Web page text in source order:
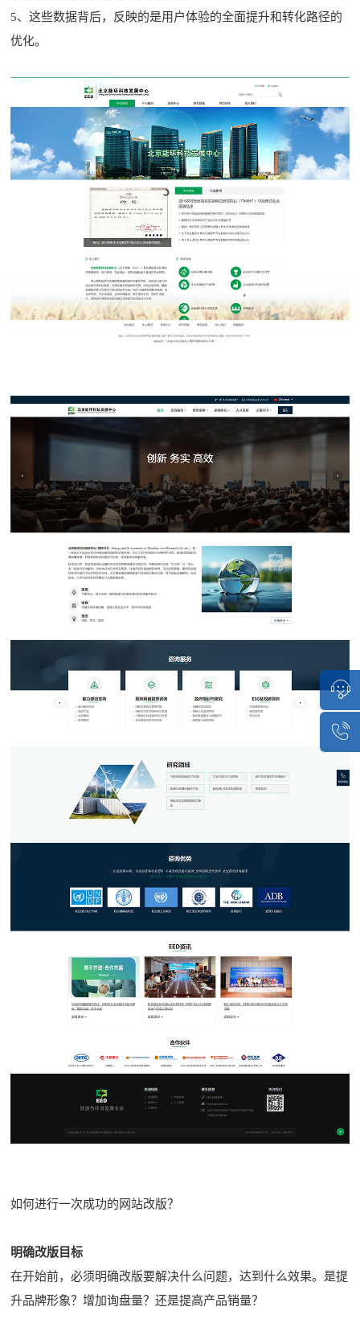
5、这些数据背后，反映的是用户体验的全面提升和转化路径的
优化。
如何进行一次成功的网站改版？
明确改版目标
在开始前，必须明确改版要解决什么问题，达到什么效果。是提
升品牌形象？增加询盘量？还是提高产品销量？
点击咨